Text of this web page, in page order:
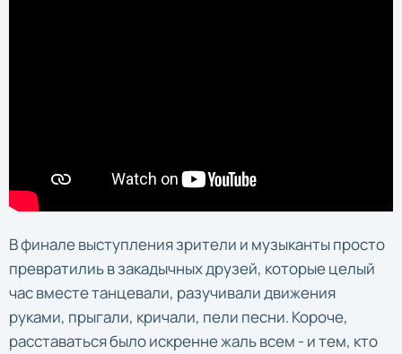
В финале выступления зрители и музыканты просто
превратилиь в закадычных друзей, которые целый
час вместе танцевали, разучивали движения
руками, прыгали, кричали, пели песни. Короче,
расставаться было искренне жаль всем - и тем, кто